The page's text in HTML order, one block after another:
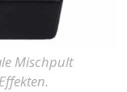
Mischpult